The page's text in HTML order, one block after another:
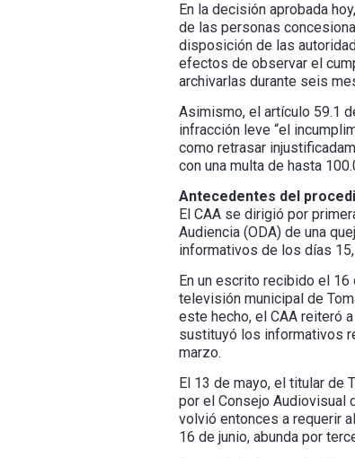
En la decisión aprobada
de las personas
disposición de las
efectos de observar el
archivarlas durante seis
Asimismo, el artículo 59.1
infracción leve “el
como retrasar
con una multa de hasta
Antecedentes del
El CAA se dirigió por
Audiencia (ODA) de una
informativos de los días
En un escrito recibido el
televisión municipal de
este hecho, el CAA reiteró
sustituyó los informativos
marzo.
El 13 de mayo, el titular de
por el Consejo Audiovisual
volvió entonces a requerir
16 de junio, abunda por